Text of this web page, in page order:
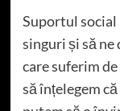
Suportul social
singuri și să ne
care suferim
să înțelegem